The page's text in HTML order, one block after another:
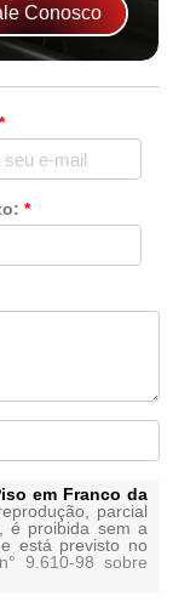
Conosco
*
*
em Franco da
parcial
é proibida sem a
está previsto no
9.610-98 sobre